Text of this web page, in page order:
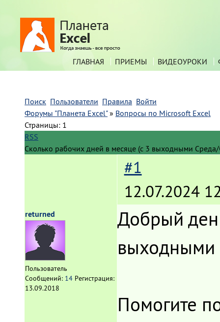
ГЛАВНАЯ ПРИЕМЫ ВИДЕОУРОКИ
Поиск Пользователи Правила Войти
Форумы "Планета Excel" » Вопросы по Microsoft Excel
Страницы: 1
RSS
Сколько рабочих дней в месяце (с 3 выходными Среда/
returned
Пользователь
Сообщений: 14 Регистрация:
13.09.2018
#1
12.07.2024
Добрый
Помогите